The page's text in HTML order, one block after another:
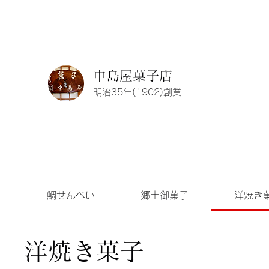
中島屋菓子店
明治35年(1902)創業
鯛せんべい 郷土御菓子 洋焼き
洋焼き菓子